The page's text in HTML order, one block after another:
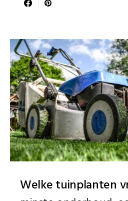
Welke tuinplanten